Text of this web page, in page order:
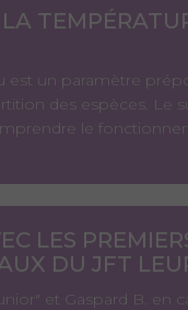
est un paramètre
des espèces. Le
le
LES
DU JFT
et Gaspard B. en